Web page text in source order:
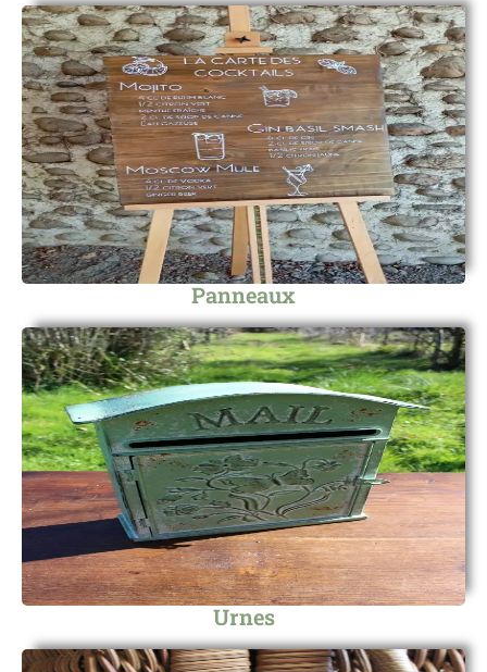
Panneaux
Urnes